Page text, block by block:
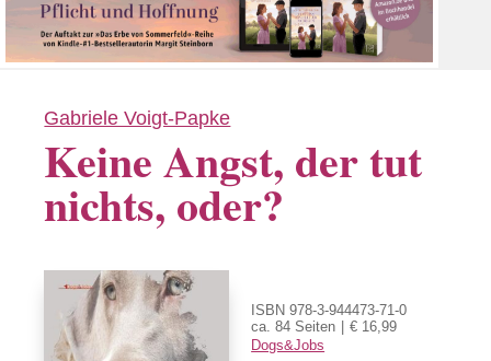
Gabriele Voigt-Papke
Keine Angst, der tut
nichts, oder?
ISBN 978-3-944473-71-0
ca. 84 Seiten
€ 16,99
Dogs&Jobs